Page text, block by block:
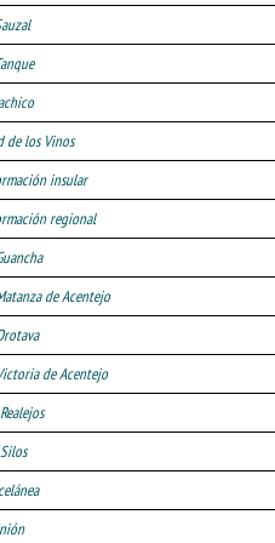
de los Vinos
insular
regional
de Acentejo
de Acentejo